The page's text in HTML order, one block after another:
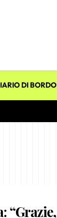
DI BORDO
“Grazie,